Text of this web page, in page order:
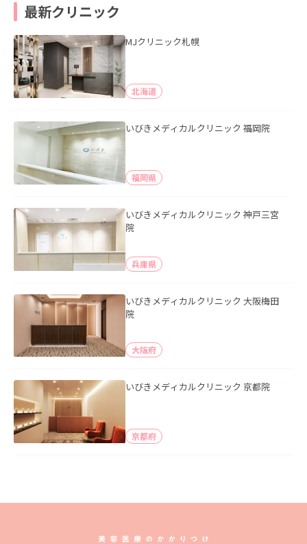
最新クリニック
MJクリニック札幌
北海道
いびきメディカルクリニック 福岡院
福岡県
いびきメディカルクリニック 神戸三宮
院
兵庫県
いびきメディカルクリニック 大阪梅田
院
大阪府
いびきメディカルクリニック 京都院
京都府